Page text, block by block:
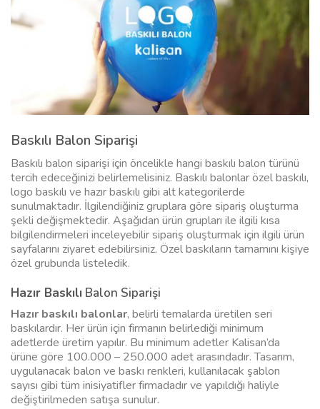
Baskılı Balon Siparişi
Baskılı balon siparişi için öncelikle hangi baskılı balon türünü
tercih edeceğinizi belirlemelisiniz. Baskılı balonlar özel baskılı,
logo baskılı ve hazır baskılı gibi alt kategorilerde
sunulmaktadır. İlgilendiğiniz gruplara göre sipariş oluşturma
şekli değişmektedir. Aşağıdan ürün grupları ile ilgili kısa
bilgilendirmeleri inceleyebilir sipariş oluşturmak için ilgili ürün
sayfalarını ziyaret edebilirsiniz. Özel baskıların tamamını kişiye
özel grubunda listeledik.
Hazır Baskılı Balon Siparişi
Hazır baskılı balonlar, belirli temalarda üretilen seri
baskılardır. Her ürün için firmanın belirlediği minimum
adetlerde üretim yapılır. Bu minimum adetler Kalisan’da
ürüne göre 100.000 – 250.000 adet arasındadır. Tasarım,
uygulanacak balon ve baskı renkleri, kullanılacak şablon
sayısı gibi tüm inisiyatifler firmadadır ve yapıldığı haliyle
değiştirilmeden satışa sunulur.